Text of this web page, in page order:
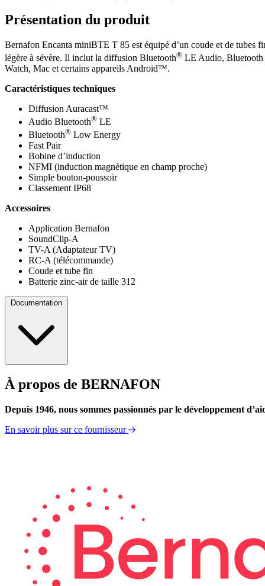
Présentation du produit
Bernafon Encanta miniBTE T 85 est équipé d’un coude et de tubes
légère à sévère. Il inclut la diffusion Bluetooth® LE Audio, Bluetooth
Watch, Mac et certains appareils Android™.
Caractéristiques techniques
Diffusion Auracast™
Audio Bluetooth® LE
Bluetooth® Low Energy
Fast Pair
Bobine d’induction
NFMI (induction magnétique en champ proche)
Simple bouton-poussoir
Classement IP68
Accessoires
Application Bernafon
SoundClip-A
TV-A (Adaptateur TV)
RC-A (télécommande)
Coude et tube fin
Batterie zinc-air de taille 312
Documentation
Caractéristiques techniques
À propos de BERNAFON
Depuis 1946, nous sommes passionnés par le développement
En savoir plus sur ce fournisseur